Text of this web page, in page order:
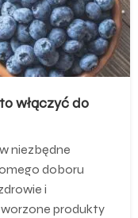
włączyć do
niezbędne
doboru
i
produkty